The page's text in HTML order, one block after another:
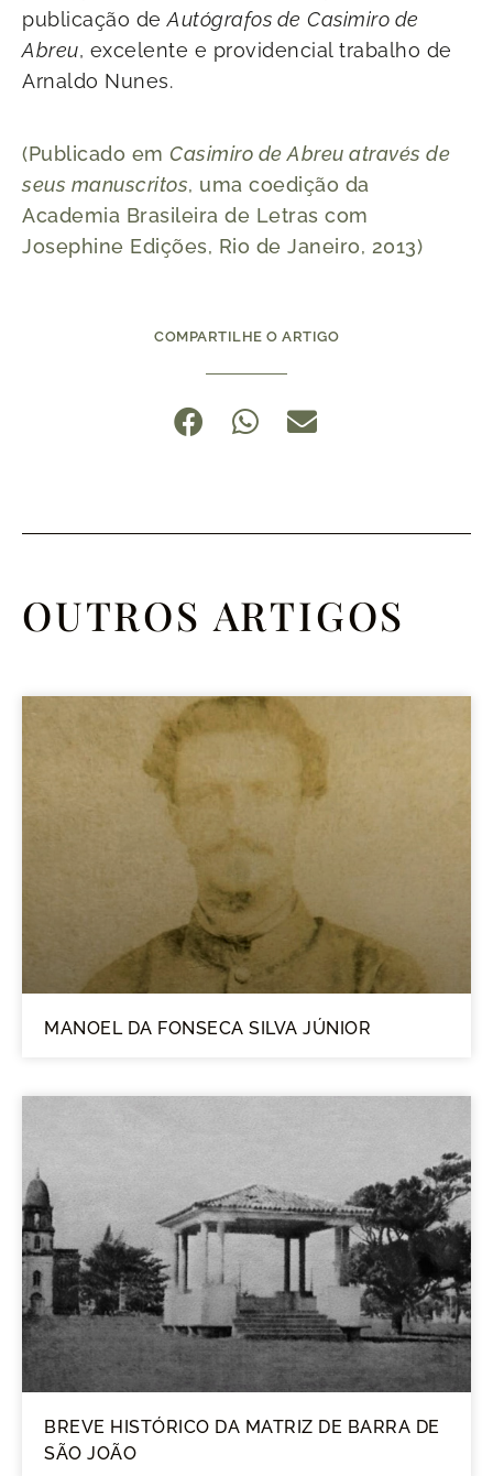
publicação deAutógrafos de Casimiro de
Abreu, excelente e providencial trabalho de
Arnaldo Nunes.
(Publicado em Casimiro de Abreu através de
seus manuscritos, uma coedição da
Academia Brasileira de Letras com
Josephine Edições, Rio de Janeiro, 2013)
COMPARTILHE O ARTIGO
OUTROS ARTIGOS
MANOEL DA FONSECA SILVA JÚNIOR
BREVE HISTÓRICO DA MATRIZ DE BARRA DE
SÃO JOÃO